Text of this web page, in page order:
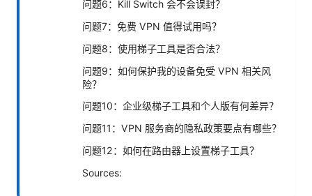
问题6：Kill Switch 会不会误封？
问题7：免费 VPN 值得试用吗？
问题8：使用梯子工具是否合法？
问题9：如何保护我的设备免受 VPN 相关风
险？
问题10：企业级梯子工具和个人版有何差异？
问题11：VPN 服务商的隐私政策要点有哪些？
问题12：如何在路由器上设置梯子工具？
Sources: